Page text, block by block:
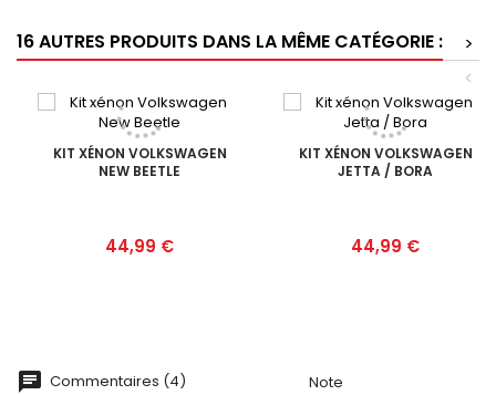
16 AUTRES PRODUITS DANS LA MÊME CATÉGORIE :
>
<
KIT XÉNON VOLKSWAGEN
NEW BEETLE
Prix
44,99 €
KIT XÉNON VOLKSWAGEN
JETTA / BORA
Prix
44,99 €
Commentaires (4) Note